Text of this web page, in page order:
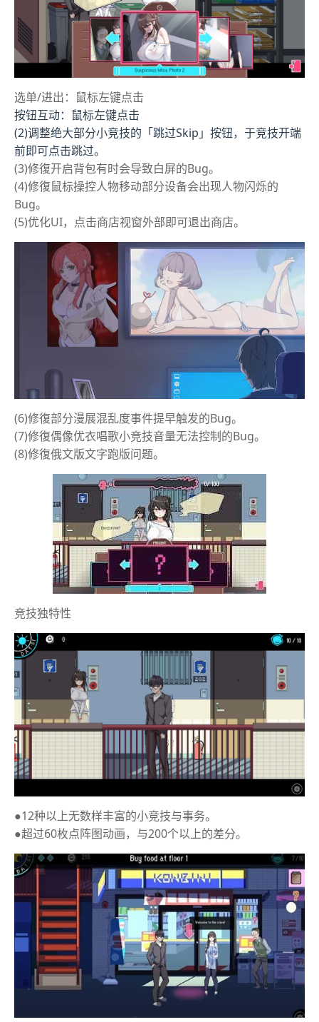
选单/进出：鼠标左键点击
按钮互动：鼠标左键点击
(2)调整绝大部分小竞技的「跳过Skip」按钮，于竞技开端
前即可点击跳过。
(3)修復开启背包有时会导致白屏的Bug。
(4)修復鼠标操控人物移动部分设备会出现人物闪烁的
Bug。
(5)优化UI，点击商店视窗外部即可退出商店。
(6)修復部分漫展混乱度事件提早触发的Bug。
(7)修復偶像优衣唱歌小竞技音量无法控制的Bug。
(8)修復俄文版文字跑版问题。
竞技独特性
●12种以上无数样丰富的小竞技与事务。
●超过60枚点阵图动画，与200个以上的差分。